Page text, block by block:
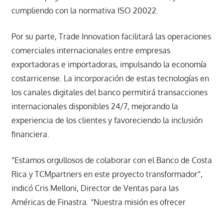
cumpliendo con la normativa ISO 20022.
Por su parte, Trade Innovation facilitará las operaciones
comerciales internacionales entre empresas
exportadoras e importadoras, impulsando la economía
costarricense. La incorporación de estas tecnologías en
los canales digitales del banco permitirá transacciones
internacionales disponibles 24/7, mejorando la
experiencia de los clientes y favoreciendo la inclusión
financiera.
“Estamos orgullosos de colaborar con el Banco de Costa
Rica y TCMpartners en este proyecto transformador”,
indicó Cris Melloni, Director de Ventas para las
Américas de Finastra. “Nuestra misión es ofrecer